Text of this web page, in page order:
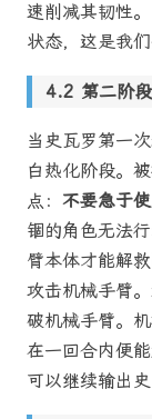
速削减其韧性
状态，这是我
第二阶
当史瓦罗第一
白热化阶段。
点： 不要急于
锢的角色无法
臂本体才能解
攻击机械手臂
破机械手臂。
在一回合内便
可以继续输出史